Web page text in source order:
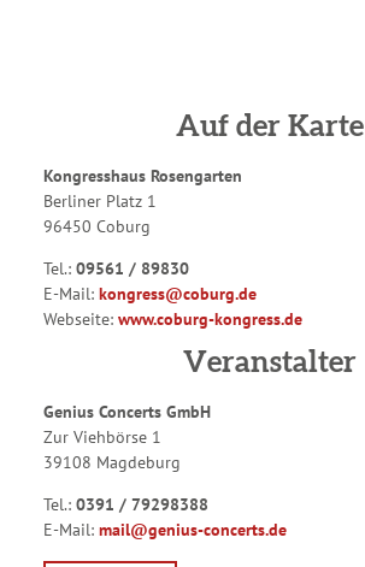
Auf der Karte
Kongresshaus Rosengarten
Berliner Platz 1
96450 Coburg
Tel.: 09561 / 89830
E-Mail: kongress@coburg.de
Webseite: www.coburg-kongress.de
Veranstalter
Genius Concerts GmbH
Zur Viehbörse 1
39108 Magdeburg
Tel.: 0391 / 79298388
E-Mail: mail@genius-concerts.de